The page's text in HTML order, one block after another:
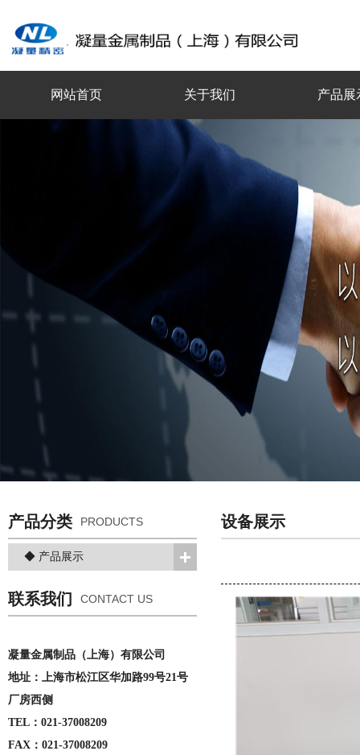
网站首页 关于我们 产品展
产品分类 PRODUCTS
◆ 产品展示
联系我们 CONTACT US
凝量金属制品（上海）有限公司
地址：上海市松江区华加路99号21号
厂房西侧
TEL：021-37008209
FAX：021-37008209
设备展示